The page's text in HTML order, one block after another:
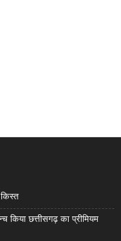
किया छत्तीसगढ़ का प्रीमियम